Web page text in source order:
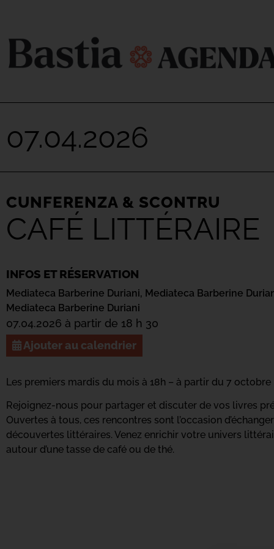
07.04.2026
CUNFERENZA & SCONTRU
CAFÉ LITTÉRAIRE
INFOS ET RÉSERVATION
Mediateca Barberine Duriani, Mediateca Barberine
Mediateca Barberine Duriani
07.04.2026 à partir de 18 h 30
Ajouter au calendrier
Les premiers mardis du mois à 18h – à partir du 7 octobre
Rejoignez-nous pour partager et discuter de vos livres
Ouvertes à tous, ces rencontres sont l’occasion
découvertes littéraires. Venez enrichir votre univers
autour d’une tasse de café ou de thé.